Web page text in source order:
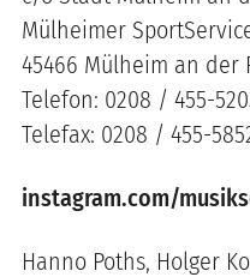
Mülheimer
45466 Mülheim an der
Telefon: 0208 / 455-
Telefax: 0208 / 455-
instagram.com/
Hanno Poths, Holger